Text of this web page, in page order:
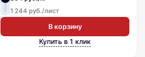
1 244 руб./лист
В корзину
Купить в 1 клик